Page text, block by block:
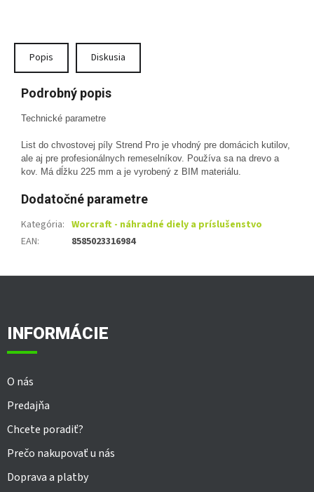
Popis Diskusia
Podrobný popis
Technické parametre
List do chvostovej píly Strend Pro je vhodný pre domácich kutilov,
ale aj pre profesionálnych remeselníkov. Používa sa na drevo a
kov. Má dĺžku 225 mm a je vyrobený z BIM materiálu.
Dodatočné parametre
Kategória: Worcraft - náhradné diely a príslušenstvo
EAN: 8585023316984
INFORMÁCIE
O nás
Predajňa
Chcete poradiť?
Prečo nakupovať u nás
Doprava a platby